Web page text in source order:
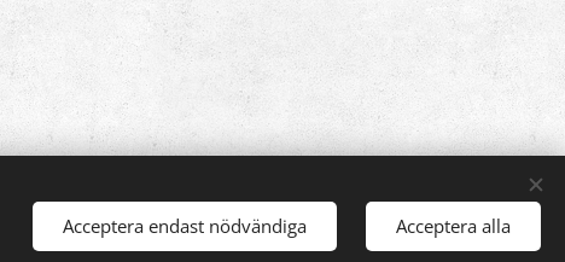
Acceptera endast nödvändiga Acceptera alla